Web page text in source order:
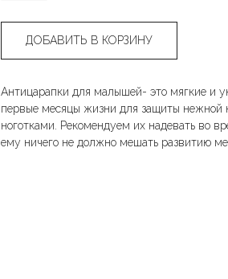
ДОБАВИТЬ В КОРЗИНУ
Антицарапки для малышей- это мягкие и
первые месяцы жизни для защиты нежной
ноготками. Рекомендуем их надевать во
ему ничего не должно мешать развитию